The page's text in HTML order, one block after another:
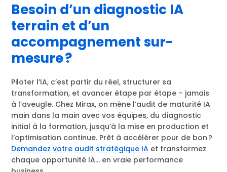
Besoin d’un diagnostic IA
terrain et d’un
accompagnement sur-
mesure ?
Piloter l’IA, c’est partir du réel, structurer sa
transformation, et avancer étape par étape – jamais
à l’aveugle. Chez Mirax, on mène l’audit de maturité IA
main dans la main avec vos équipes, du diagnostic
initial à la formation, jusqu’à la mise en production et
l’optimisation continue. Prêt à accélérer pour de bon ?
Demandez votre audit stratégique IA et transformez
chaque opportunité IA… en vraie performance